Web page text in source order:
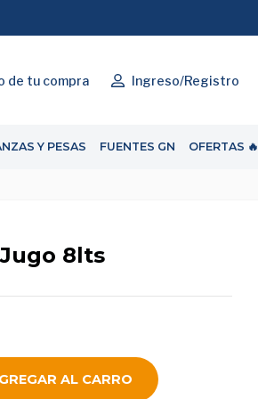
de tu compra Ingreso/Registro
Y PESAS FUENTES GN OFERTAS 🔥
8lts
AL CARRO